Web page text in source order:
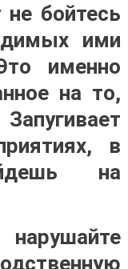
бойтесь
ими
именно
на то,
в
на